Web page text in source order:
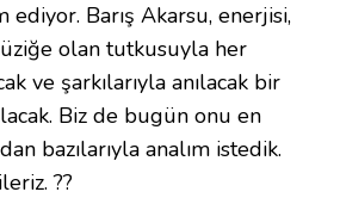
ediyor. Barış Akarsu, enerjisi,
olan tutkusuyla her
ve şarkılarıyla anılacak bir
Biz de bugün onu en
bazılarıyla analım istedik.
??